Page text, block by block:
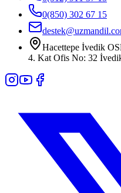
0(850) 302 67 15
Hacettepe İvedik
4. Kat Ofis No: 32